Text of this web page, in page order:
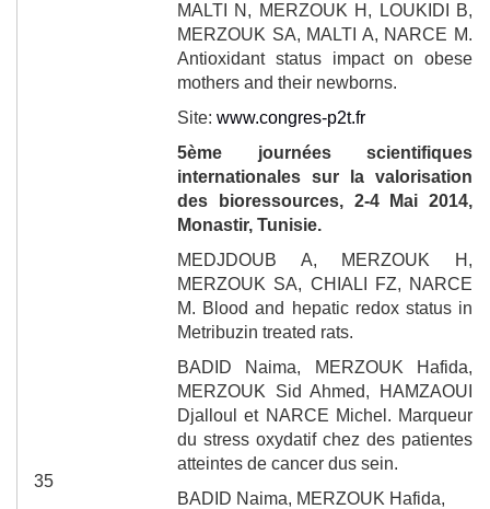
MALTI N , MERZOUK H, LOUKIDI B,
MERZOUK SA, MALTI A, NARCE M.
Antioxidant status impact on obese
mothers and their newborns.
Site: www.congres-p2t.fr
35
5ème journées scientifiques
internationales sur la valorisation
des bioressources, 2-4 Mai 2014,
Monastir, Tunisie.
MEDJDOUB A, MERZOUK H,
MERZOUK SA, CHIALI FZ, NARCE
M. Blood and hepatic redox status in
Metribuzin treated rats.
BADID Naima, MERZOUK Hafida,
MERZOUK Sid Ahmed, HAMZAOUI
Djalloul et NARCE Michel . Marqueur
du stress oxydatif chez des patientes
atteintes de cancer dus sein.
BADID Naima, MERZOUK Hafida,